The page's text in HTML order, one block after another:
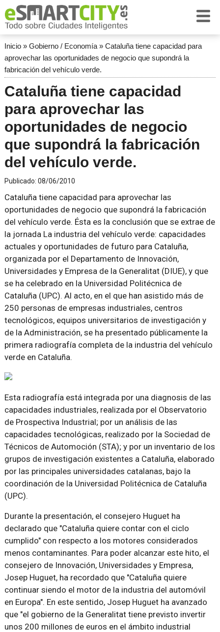
Inicio» Gobierno / Economía» Cataluña tiene capacidad para
aprovechar las oportunidades de negocio que supondrá la
fabricación del vehículo verde.
Cataluña tiene capacidad
para aprovechar las
oportunidades de negocio
que supondrá la fabricación
del vehículo verde.
Publicado: 08/06/2010
Cataluña tiene capacidad para aprovechar las
oportunidades de negocio que supondrá la fabricación
del vehículo verde. Ésta es la conclusión que se extrae de
la jornada La industria del vehículo verde: capacidades
actuales y oportunidades de futuro para Cataluña,
organizada por el Departamento de Innovación,
Universidades y Empresa de la Generalitat (DIUE), y que
se ha celebrado en la Universidad Politécnica de
Cataluña (UPC). Al acto, en el que han asistido más de
250 personas de empresas industriales, centros
tecnológicos, equipos universitarios de investigación y
de la Administración, se ha presentado públicamente la
primera radiografía completa de la industria del vehículo
verde en Cataluña.
Esta radiografía está integrada por una diagnosis de las
capacidades industriales, realizada por el Observatorio
de Prospectiva Industrial; por un análisis de las
capacidades tecnológicas, realizado por la Sociedad de
Técnicos de Automoción (STA); y por un inventario de los
grupos de investigación existentes a Cataluña, elaborado
por las principales universidades catalanas, bajo la
coordinación de la Universidad Politécnica de Cataluña
(UPC).
Durante la presentación, el consejero Huguet ha
declarado que "Cataluña quiere contar con el ciclo
cumplido" con respecto a los motores considerados
menos contaminantes. Para poder alcanzar este hito, el
consejero de Innovación, Universidades y Empresa,
Josep Huguet, ha recordado que "Cataluña quiere
continuar siendo el motor de la industria del automóvil
en Europa". En este sentido, Josep Huguet ha avanzado
que "el gobierno de la Generalitat tiene previsto invertir
unos 200 millones de euros en el ámbito industrial